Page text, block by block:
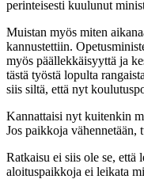
perinteisesti kuulunut
Muistan myös miten
kannustettiin.
myös päällekkäisyyttä ja
tästä työstä lopulta
siis siltä, että nyt
Kannattaisi nyt kuitenkin
Jos paikkoja vähennetään,
Ratkaisu ei siis ole se, että
aloituspaikkoja ei leikata